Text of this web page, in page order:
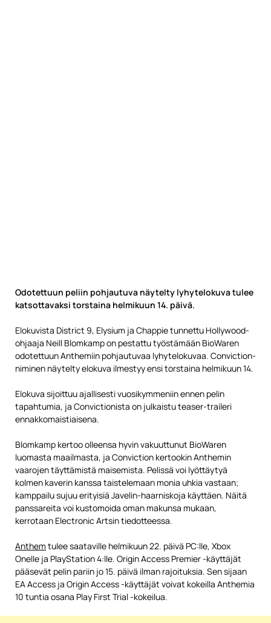
Odotettuun peliin pohjautuva näytelty lyhytelokuva tulee
katsottavaksi torstaina helmikuun 14. päivä.
Elokuvista District 9, Elysium ja Chappie tunnettu Hollywood-
ohjaaja Neill Blomkamp on pestattu työstämään BioWaren
odotettuun Anthemiin pohjautuvaa lyhytelokuvaa. Conviction-
niminen näytelty elokuva ilmestyy ensi torstaina helmikuun 14.
Elokuva sijoittuu ajallisesti vuosikymmeniin ennen pelin
tapahtumia, ja Convictionista on julkaistu teaser-traileri
ennakkomaistiaisena.
Blomkamp kertoo olleensa hyvin vakuuttunut BioWaren
luomasta maailmasta, ja Conviction kertookin Anthemin
vaarojen täyttämistä maisemista. Pelissä voi lyöttäytyä
kolmen kaverin kanssa taistelemaan monia uhkia vastaan;
kamppailu sujuu erityisiä Javelin-haarniskoja käyttäen. Näitä
panssareita voi kustomoida oman makunsa mukaan,
kerrotaan Electronic Artsin tiedotteessa.
Anthem tulee saataville helmikuun 22. päivä PC:lle, Xbox
Onelle ja PlayStation 4:lle. Origin Access Premier -käyttäjät
pääsevät pelin pariin jo 15. päivä ilman rajoituksia. Sen sijaan
EA Access ja Origin Access -käyttäjät voivat kokeilla Anthemia
10 tuntia osana Play First Trial -kokeilua.